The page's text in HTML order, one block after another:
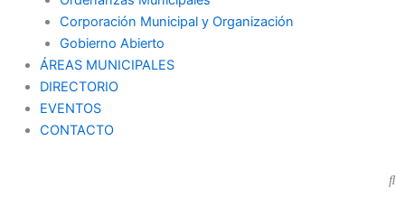
Corporación Municipal y Organización
Gobierno Abierto
ÁREAS MUNICIPALES
DIRECTORIO
EVENTOS
CONTACTO